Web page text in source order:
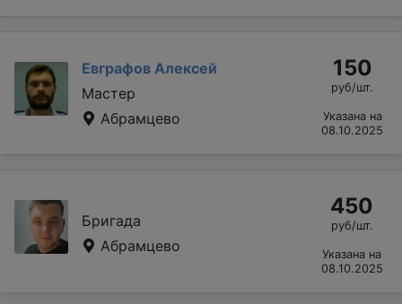
Евграфов Алексей
Мастер
Абрамцево
150
руб/шт.
Указана на
08.10.2025
Бригада
Абрамцево
450
руб/шт.
Указана на
08.10.2025